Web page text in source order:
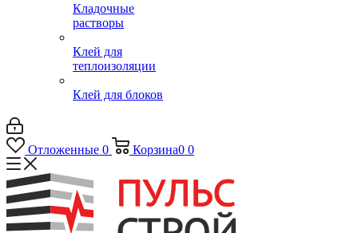
Кладочные
растворы
Клей для
теплоизоляции
Клей для блоков
Отложенные 0 Корзина0 0